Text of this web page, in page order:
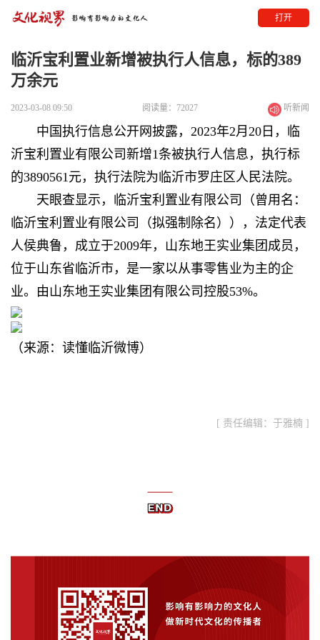
打开
临沂宝利置业新增被执行人信息，标的389
万余元
2023-03-08 09:50 阅读量：72027 听新闻
中国执行信息公开网披露，2023年2月20日，临
沂宝利置业有限公司新增1条被执行人信息，执行标
的3890561元，执行法院为临沂市罗庄区人民法院。
天眼查显示，临沂宝利置业有限公司（曾用名：
临沂宝利置业有限公司（拟强制除名）），法定代表
人侯典鲁，成立于2009年，山东地王实业集团成员，
位于山东省临沂市，是一家以从事零售业为主的企
业。由山东地王实业集团有限公司控股53%。
（来源： 读懂临沂微博）
[ 责任编辑：于雅楠 ]